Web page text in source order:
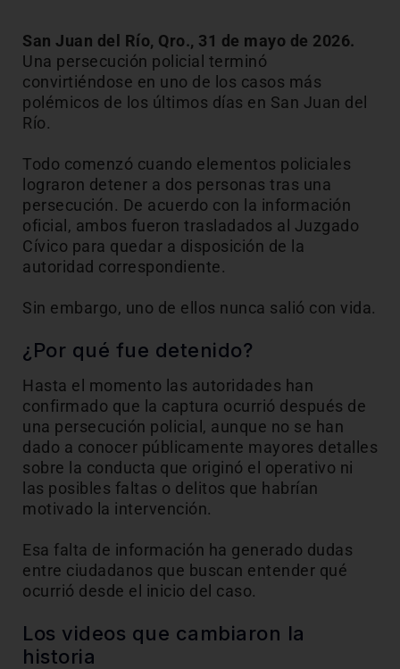
San Juan del Río, Qro., 31 de mayo de 2026.
Una persecución policial terminó
convirtiéndose en uno de los casos más
polémicos de los últimos días en San Juan del
Río.
Todo comenzó cuando elementos policiales
lograron detener a dos personas tras una
persecución. De acuerdo con la información
oficial, ambos fueron trasladados al Juzgado
Cívico para quedar a disposición de la
autoridad correspondiente.
Sin embargo, uno de ellos nunca salió con vida.
¿Por qué fue detenido?
Hasta el momento las autoridades han
confirmado que la captura ocurrió después de
una persecución policial, aunque no se han
dado a conocer públicamente mayores detalles
sobre la conducta que originó el operativo ni
las posibles faltas o delitos que habrían
motivado la intervención.
Esa falta de información ha generado dudas
entre ciudadanos que buscan entender qué
ocurrió desde el inicio del caso.
Los videos que cambiaron la
historia